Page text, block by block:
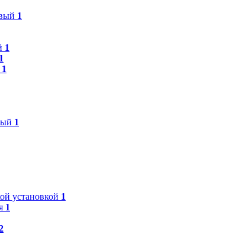
1
1
1
1
1
установкой 1
1